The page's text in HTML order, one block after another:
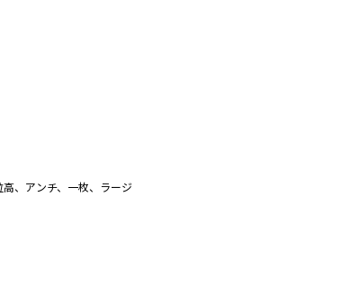
高、アンチ、一枚、ラージ